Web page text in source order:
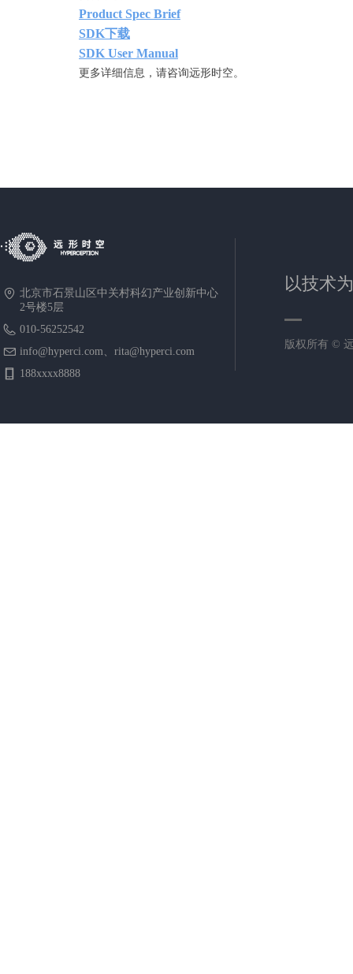
Product Spec Brief
SDK下载
SDK User Manual
更多详细信息，请咨询远形时空。
北京市石景山区中关村科幻产业创新中心
2号楼5层
010-56252542
info@hyperci.com、rita@hyperci.com
188xxxx8888
以技术
版权所有 ©